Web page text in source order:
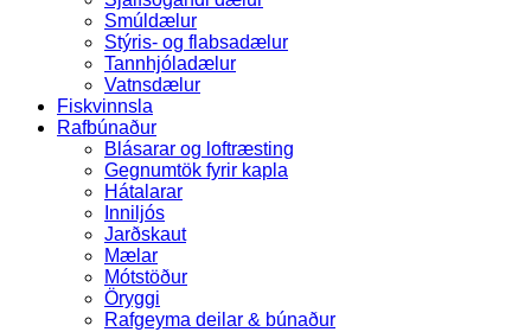
Smúldælur
Stýris- og flabsadælur
Tannhjóladælur
Vatnsdælur
Fiskvinnsla
Rafbúnaður
Blásarar og loftræsting
Gegnumtök fyrir kapla
Hátalarar
Inniljós
Jarðskaut
Mælar
Mótstöður
Öryggi
Rafgeyma deilar & búnaður